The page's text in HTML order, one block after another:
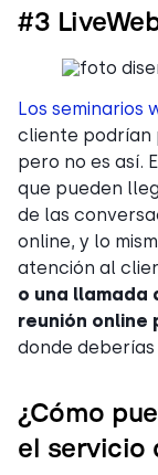
#3
Los seminarios
cliente podrían
pero no es así.
que pueden
de las
online, y lo
atención al
o una llamada
reunión online
donde
¿Cómo
el servicio